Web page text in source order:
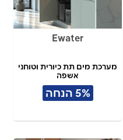
Ewater
מערכת מים תת כיורית וטוחני
אשפה
5% הנחה